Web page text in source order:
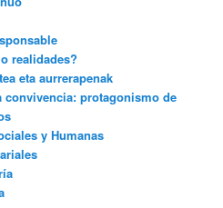
realidades?
eta aurrerapenak
convivencia: protagonismo de
y Humanas